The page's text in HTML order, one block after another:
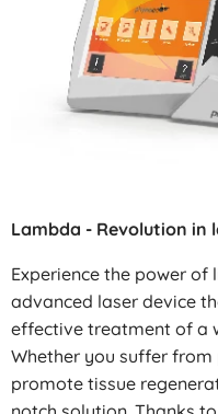
Lambda - Revolution in
Experience the power of
advanced laser device
effective treatment of a
Whether you suffer
promote tissue